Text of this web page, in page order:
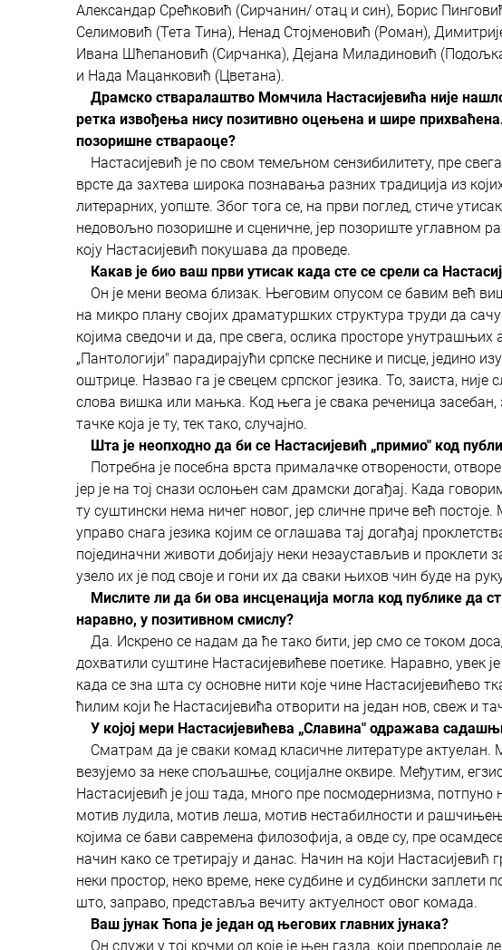
Александар Срећковић (Сирчанин/ отац и син), Борис
Селимовић (Тета Тина), Ненад Стојменовић (Роман),
Ивана Шћепановић (Сирчанка), Дејана Миладиновић
и Нада Мацанковић (Цветана).
Драмско стваралаштво Момчила Настасијевића није
ретка извођења нису позитивно оцењена и шире
позоришне ствараоце?
Настасијевић је по свом темељном сензибилитету, пре
врсте да захтева широка познавања разних традиција из
литерарних, уопште. Због тога се, на први поглед, стиче
недовољно позоришне и сценичне, јер позориште углавном
коју Настасијевић покушава да проведе.
Какав је био ваш први утисак када сте се срели са
Он је мени веома близак. Његовим опусом се бавим већ
на микро плану својих драматуршких структура труди да
којима сведочи и да, пре свега, ослика просторе унутрашњих
„Пантологији" парадирајући српске песнике и писце, једино
оштрице. Назвао га је свецем српског језика. То, заиста,
слова вишка или мањка. Код њега је свака реченица засебан,
тачке која је ту, тек тако, случајно.
Шта је неопходно да би се Настасијевић „примио" код
Потребна је посебна врста прималачке отворености,
јер је на тој снази ослоњен сам драмски догађај. Када
ту суштински нема ничег новог, јер сличне приче већ
управо снага језика којим се оглашава тај догађај
појединачни животи добијају неки незаустављив и
узело их је под своје и гони их да сваки њихов чин буде на
Мислите ли да би ова инсценација могла код публике да
наравно, у позитивном смислу?
Да. Искрено се надам да ће тако бити, јер смо се током
дохватили суштине Настасијевићеве поетике. Наравно, увек
када се зна шта су основне нити које чине Настасијевићево
ћилим који ће Настасијевића отворити на један нов, свеж и
У којој мери Настасијевићева „Славина" одражава
Сматрам да је сваки комад класичне литературе
везујемо за неке спољашње, социјалне оквире. Међутим,
Настасијевић је још тада, много пре посмодернизма,
мотив лудила, мотив леша, мотив нестабилности и
којима се бави савремена филозофија, а овде су, пре
начин како се третирају и данас. Начин на који
неки простор, неко време, неке судбине и судбински заплети
што, заправо, представља вечиту актуелност овог комада.
Ваш јунак Ћопа је један од његових главних јунака?
Он служи у тој крчми од које је њен газда, који препродаје